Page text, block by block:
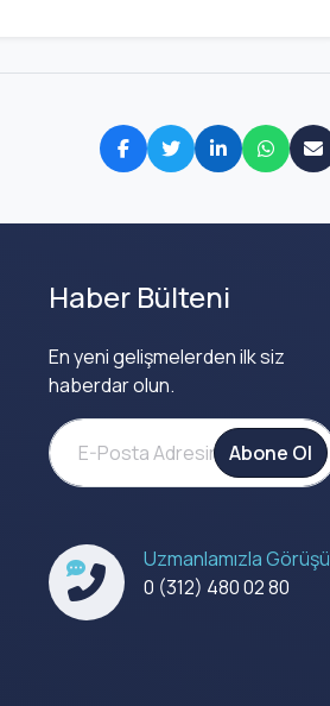
Haber Bülteni
En yeni gelişmelerden ilk siz
haberdar olun.
Abone Ol
Uzmanlamızla
0 (312) 480 02 80